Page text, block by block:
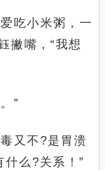
吃小米粥，一
撇嘴，“我想
”
又不?是胃溃
么?关系！”